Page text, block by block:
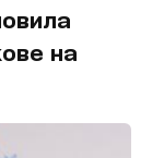
на